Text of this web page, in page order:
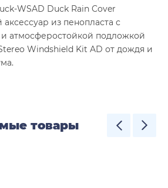
WSAD Duck Rain Cover
из пенопласта с
атмосферостойкой подложкой
Windshield Kit AD от дождя и
товары